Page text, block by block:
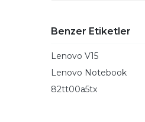
Benzer Etiketler
Lenovo V15
Lenovo Notebook
82tt00a5tx